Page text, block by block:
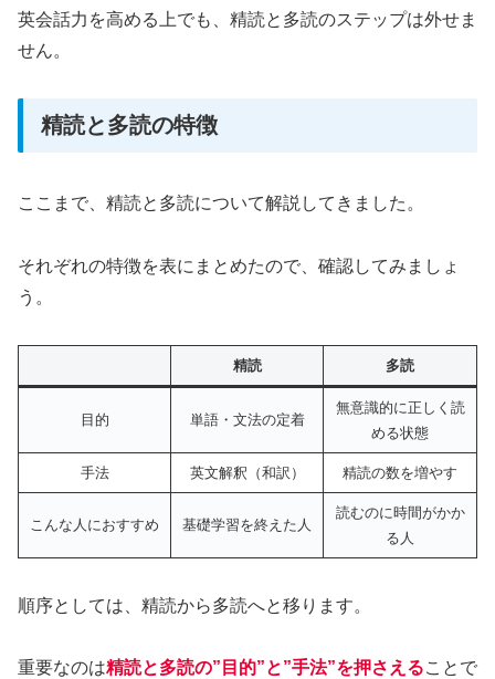
英会話力を高める上でも、精読と多読のステップは外せま
せん。
精読と多読の特徴
ここまで、精読と多読について解説してきました。
それぞれの特徴を表にまとめたので、確認してみましょ
う。
精読 多読
目的 単語・文法の定着
無意識的に正しく読
める状態
手法 英文解釈（和訳） 精読の数を増やす
こんな人におすすめ 基礎学習を終えた人
読むのに時間がかか
る人
順序としては、精読から多読へと移ります。
重要なのは精読と多読の” 目的”と”手法”を押さえることで